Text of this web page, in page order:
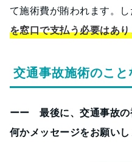
て施術費が賄われます。
を窓口で支払う必要はあ
交通事故施術のこ
ーー 最後に、交通事故の
何かメッセージをお願いし